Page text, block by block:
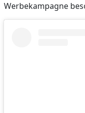
Werbekampagne